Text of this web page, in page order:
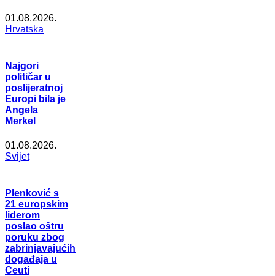
01.08.2026.
Hrvatska
Najgori
političar u
poslijeratnoj
Europi bila je
Angela
Merkel
01.08.2026.
Svijet
Plenković s
21 europskim
liderom
poslao oštru
poruku zbog
zabrinjavajućih
događaja u
Ceuti